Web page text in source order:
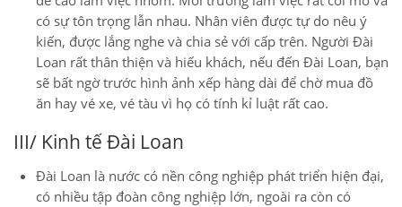
có sự tôn trọng lẫn nhau. Nhân viên được tự do nêu ý
kiến, được lắng nghe và chia sẻ với cấp trên. Người Đài
Loan rất thân thiện và hiếu khách, nếu đến Đài Loan, bạn
sẽ bất ngờ trước hình ảnh xếp hàng dài để chờ mua đồ
ăn hay vé xe, vé tàu vì họ có tính kỉ luật rất cao.
III/ Kinh tế Đài Loan
Đài Loan là nước có nền công nghiệp phát triển hiện đại,
có nhiều tập đoàn công nghiệp lớn, ngoài ra còn có